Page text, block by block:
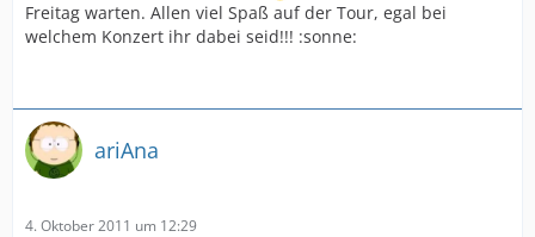
Freitag warten. Allen viel Spaß auf der Tour, egal bei
welchem Konzert ihr dabei seid!!! :sonne:
ariAna
4. Oktober 2011 um 12:29